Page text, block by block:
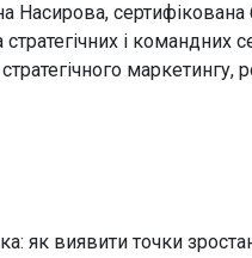
Насирова, сертифікована
і командних
маркетингу,
як виявити точки